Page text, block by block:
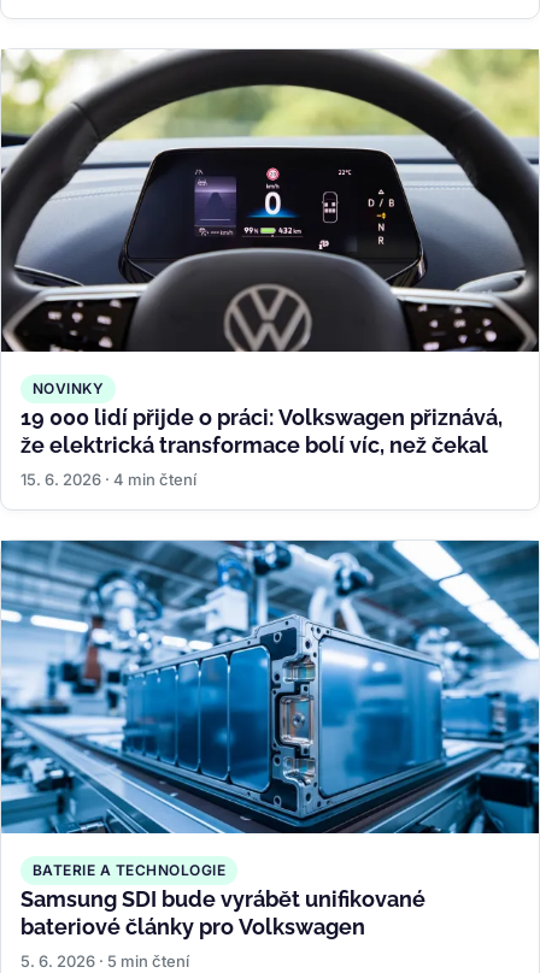
NOVINKY
19 000 lidí přijde o práci: Volkswagen přiznává,
že elektrická transformace bolí víc, než čekal
15. 6. 2026 · 4 min čtení
BATERIE A TECHNOLOGIE
Samsung SDI bude vyrábět unifikované
bateriové články pro Volkswagen
5. 6. 2026 · 5 min čtení